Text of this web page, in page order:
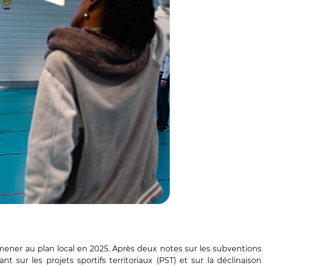
au plan local en 2025. Après deux notes sur les subventions
sur les projets sportifs territoriaux (PST) et sur la déclinaison